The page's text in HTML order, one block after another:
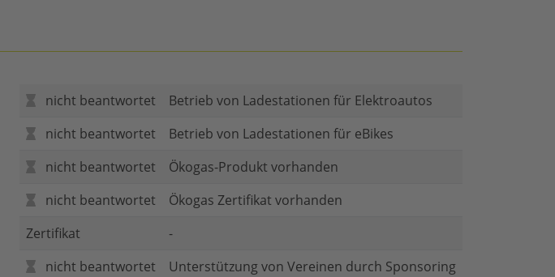
nicht beantwortet
Betrieb von Ladestationen für Elektroautos
nicht beantwortet
Betrieb von Ladestationen für eBikes
nicht beantwortet
Ökogas-Produkt vorhanden
nicht beantwortet
Ökogas Zertifikat vorhanden
Zertifikat
-
nicht beantwortet
Unterstützung von Vereinen durch Sponsoring